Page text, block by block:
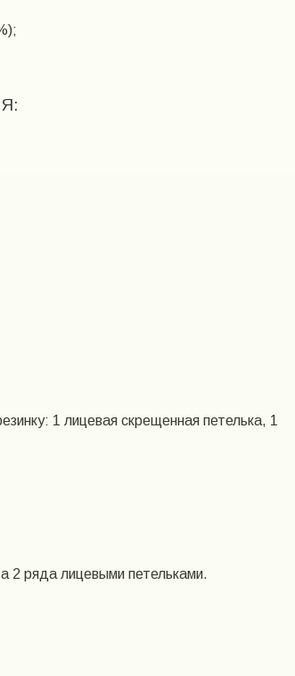
1 лицевая скрещенная петелька, 1
2 ряда лицевыми петельками.